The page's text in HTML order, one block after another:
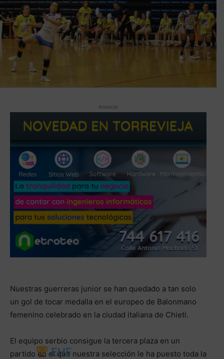
Anuncio
Nuestras guerreras junior se han quedado a tan solo
un gol de tocar medalla en el europeo de Balonmano
femenino celebrado en la ciudad italiana de Chieti.
El equipo serbio consigue la tercera plaza en un
partido en el que nuestra selección le ha puesto toda la
EHF